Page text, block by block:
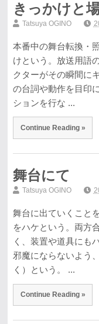
きっかけと
Tatsuya OGINO
本番中の舞台転換・
けという。放送用語
クターがその瞬間に
の台詞や動作を目印
ションを行な ...
Continue Reading »
舞台にて
Tatsuya OGINO
舞台に出ていくこと
をハケという。両方
く、装置や道具にも
邪魔にならないよう
く）という。 ...
Continue Reading »